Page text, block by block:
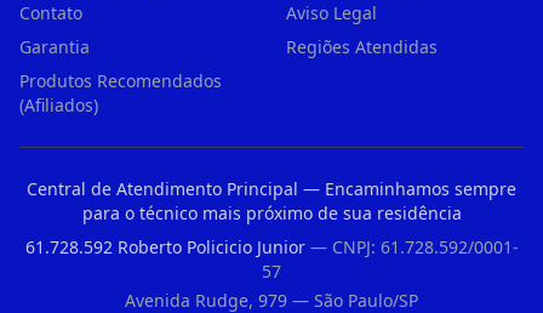
Contato
Aviso Legal
Garantia
Regiões Atendidas
Produtos Recomendados
(Afiliados)
Central de Atendimento Principal — Encaminhamos sempre
para o técnico mais próximo de sua residência
61.728.592 Roberto Policicio Junior— CNPJ: 61.728.592/0001-
57
Avenida Rudge, 979 — São Paulo/SP